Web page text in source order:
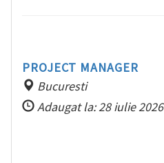
PROJECT MANAGER
Bucuresti
Adaugat la: 28 iulie 2026